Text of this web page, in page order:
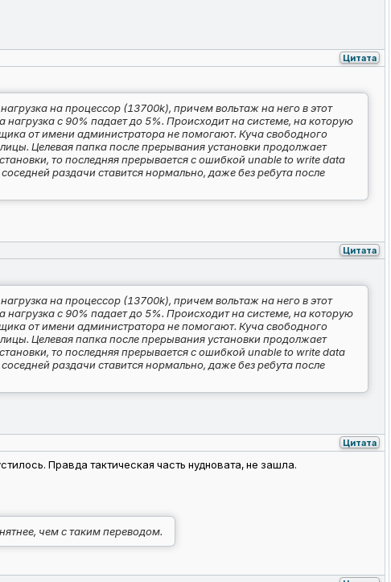
Цитата
на процессор (13700k), причем вольтаж на него в этот
с 90% падает до 5%. Происходит на системе, на которую
от имени администратора не помогают. Куча свободного
Целевая папка после прерывания установки продолжает
то последняя прерывается с ошибкой unable to write data
раздачи ставится нормально, даже без ребута после
Цитата
на процессор (13700k), причем вольтаж на него в этот
с 90% падает до 5%. Происходит на системе, на которую
от имени администратора не помогают. Куча свободного
Целевая папка после прерывания установки продолжает
то последняя прерывается с ошибкой unable to write data
раздачи ставится нормально, даже без ребута после
Цитата
Правда тактическая часть нудновата, не зашла.
чем с таким переводом.